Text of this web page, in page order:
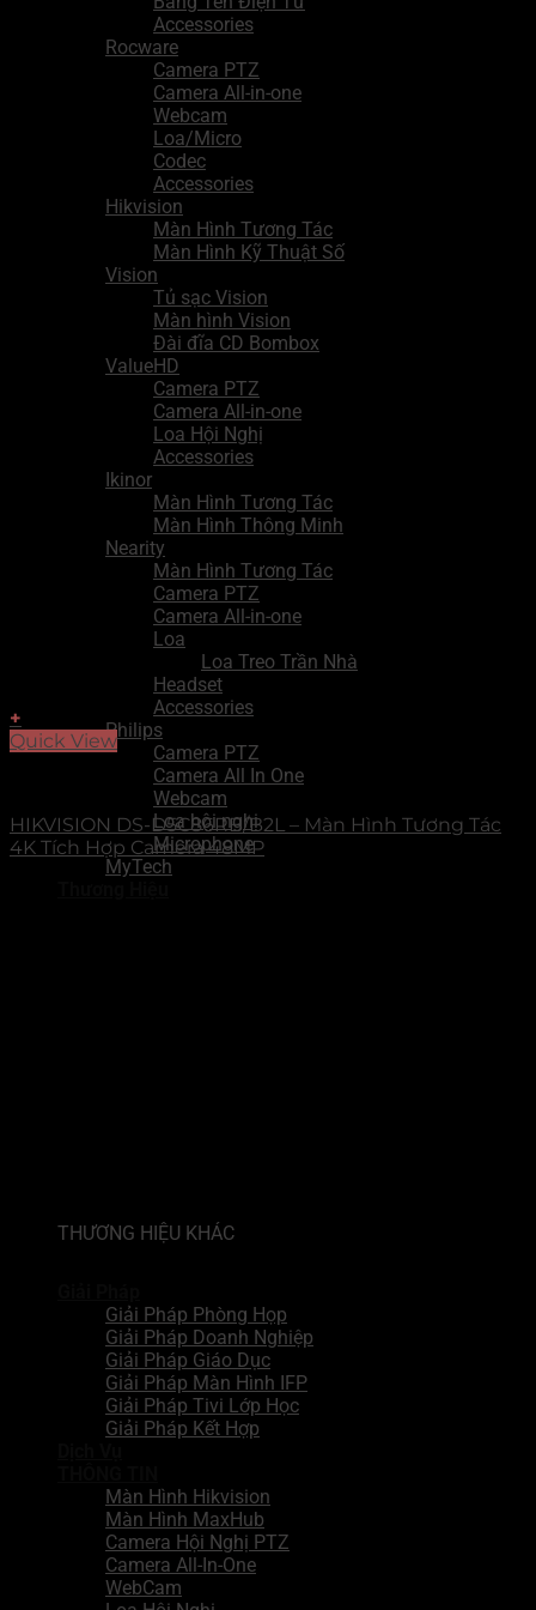
Accessories
Rocware
Camera PTZ
Camera All-in-one
Webcam
Loa/Micro
Codec
Accessories
Hikvision
Màn Hình Tương Tác
Màn Hình Kỹ Thuật Số
Vision
Tủ sạc Vision
Màn hình Vision
Đài đĩa CD Bombox
ValueHD
Camera PTZ
Camera All-in-one
Loa Hội Nghị
Accessories
Ikinor
Màn Hình Tương Tác
Màn Hình Thông Minh
Nearity
Màn Hình Tương Tác
Camera PTZ
Camera All-in-one
Loa
Loa Treo Trần Nhà
Headset
Accessories
Philips
Camera PTZ
Camera All In One
Webcam
Loa hội nghị
Microphone
MyTech
THƯƠNG HIỆU KHÁC
Giải Pháp Phòng Họp
Giải Pháp Doanh Nghiệp
Giải Pháp Giáo Dục
Giải Pháp Màn Hình IFP
Giải Pháp Tivi Lớp Học
Giải Pháp Kết Hợp
Màn Hình Hikvision
Màn Hình MaxHub
Camera Hội Nghị PTZ
Camera All-In-One
WebCam
+
Quick View
HIKVISION DS-D5C86RB/B2L – Màn Hình Tương Tác
4K Tích Hợp Camera 48MP